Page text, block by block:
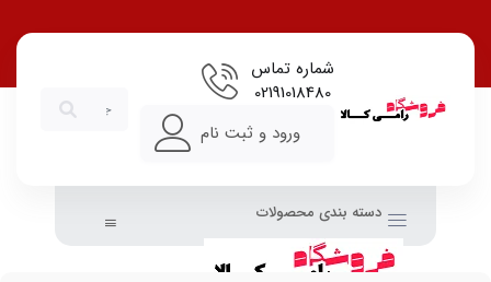
و آموزشی با بهترین
شماره تماس
02191018480
ورود و ثبت نام
دسته بندی محصولات